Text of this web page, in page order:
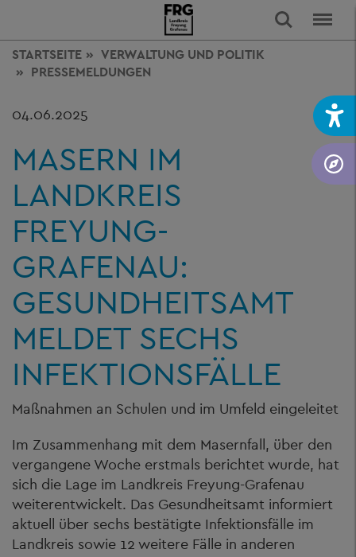
STARTSEITE VERWALTUNG UND POLITIK
PRESSEMELDUNGEN
04.06.2025
MASERN IM
LANDKREIS
FREYUNG-
GRAFENAU:
GESUNDHEITSAMT
MELDET SECHS
INFEKTIONSFÄLLE
Maßnahmen an Schulen und im Umfeld eingeleitet
Im Zusammenhang mit dem Masernfall, über den
vergangene Woche erstmals berichtet wurde, hat
sich die Lage im Landkreis Freyung-Grafenau
weiterentwickelt. Das Gesundheitsamt informiert
aktuell über sechs bestätigte Infektionsfälle im
Landkreis sowie 12 weitere Fälle in anderen